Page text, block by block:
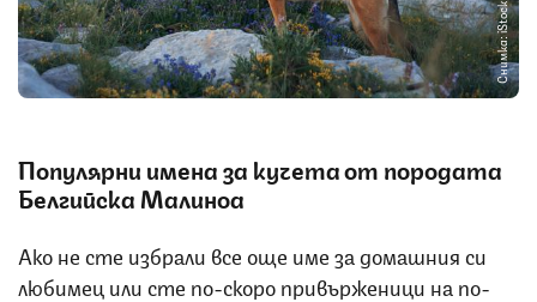
Снимка: iStock
Популярни имена за кучета от породата
Белгийска Малиноа
Ако не сте избрали все още име за домашния си
любимец или сте по-скоро привърженици на по-